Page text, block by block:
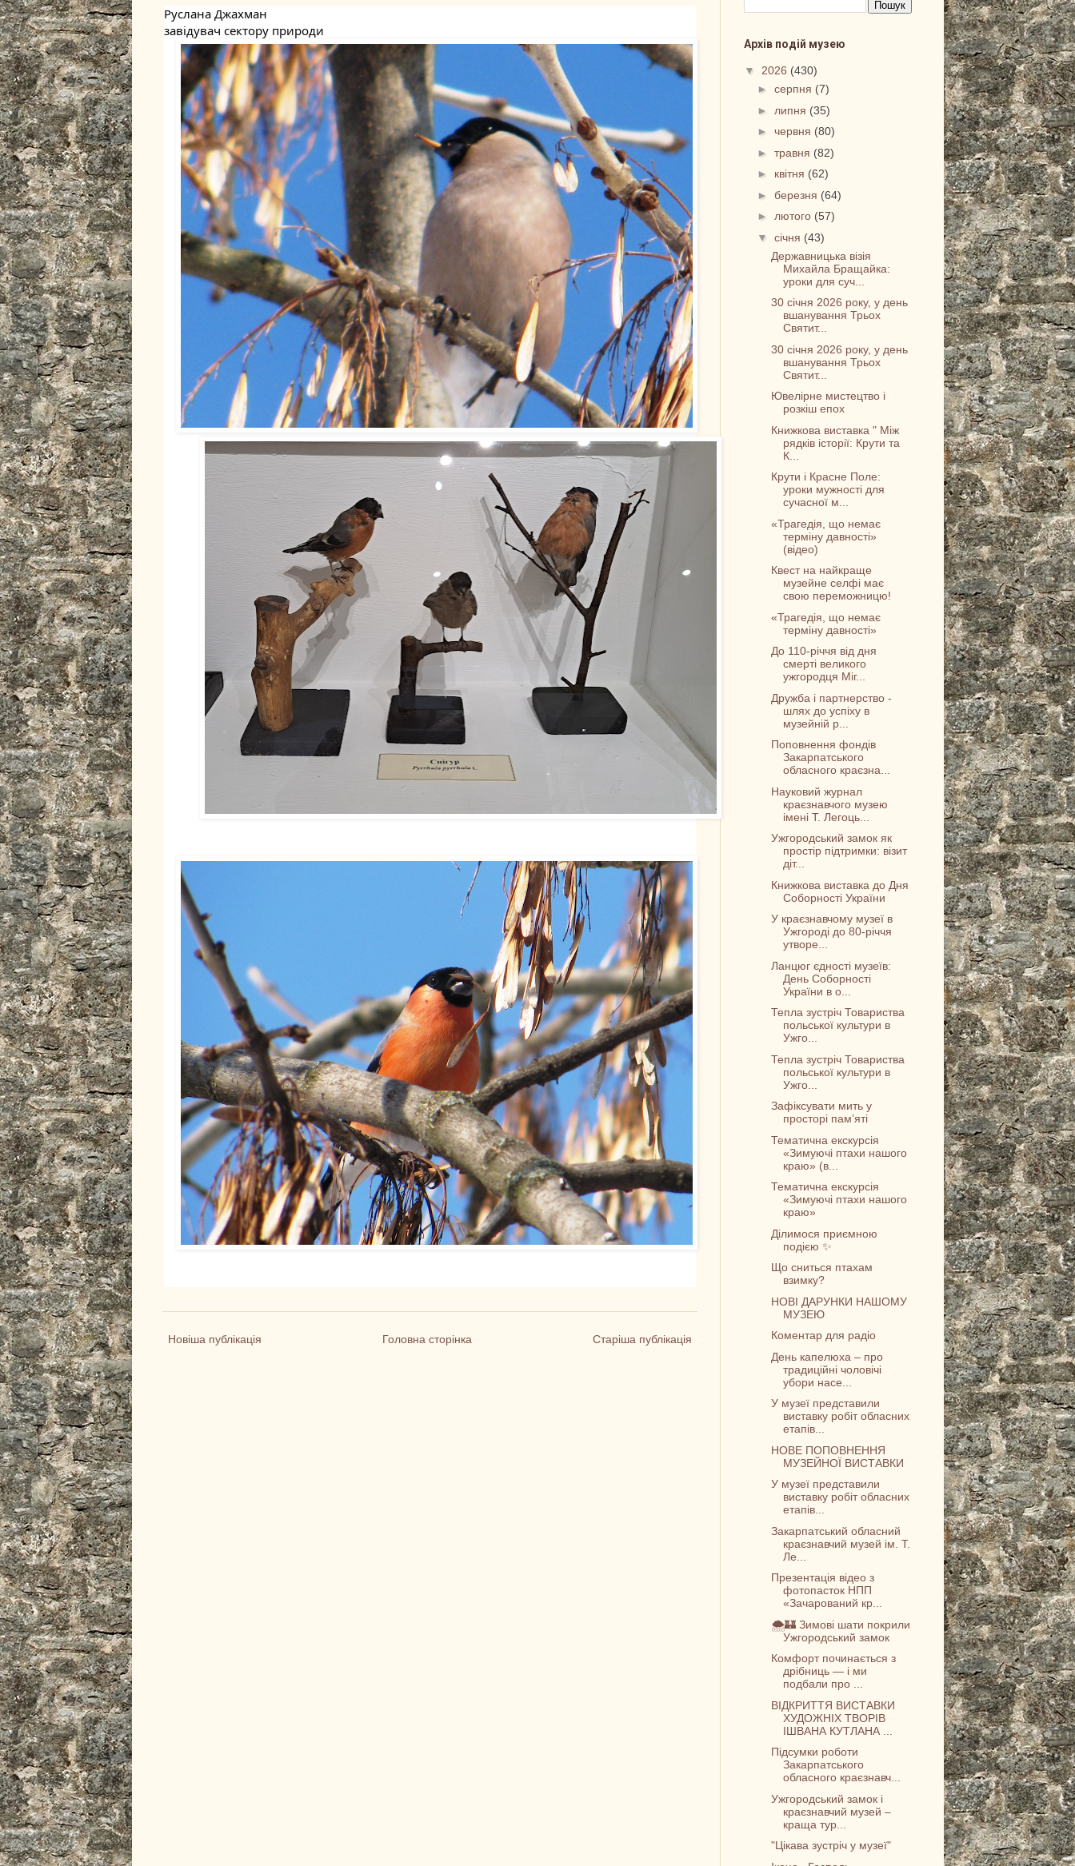
Руслана Джахман
завідувач сектору природи
Новіша публікація Старіша публікація
Головна сторінка
Архів подій музею
▼ 2026 (430)
►серпня (7)
► липня (35)
►червня (80)
►травня (82)
► квітня (62)
►березня (64)
►лютого (57)
▼січня (43)
Державницька візія
Михайла Бращайка:
уроки для суч...
30 січня 2026 року, у день
вшанування Трьох
Святит...
30 січня 2026 року, у день
вшанування Трьох
Святит...
Ювелірне мистецтво і
розкіш епох
Книжкова виставка " Між
рядків історії: Крути та
К...
Крути і Красне Поле:
уроки мужності для
сучасної м...
«Трагедія, що немає
терміну давності»
(відео)
Квест на найкраще
музейне селфі має
свою переможницю!
«Трагедія, що немає
терміну давності»
До 110-річчя від дня
смерті великого
ужгородця Міг...
Дружба і партнерство -
шлях до успіху в
музейній р...
Поповнення фондів
Закарпатського
обласного краєзна...
Науковий журнал
краєзнавчого музею
імені Т. Легоць...
Ужгородський замок як
простір підтримки: візит
діт...
Книжкова виставка до Дня
Соборності України
У краєзнавчому музеї в
Ужгороді до 80-річчя
утворе...
Ланцюг єдності музеїв:
День Соборності
України в о...
Тепла зустріч Товариства
польської культури в
Ужго...
Тепла зустріч Товариства
польської культури в
Ужго...
Зафіксувати мить у
просторі пам’яті
Тематична екскурсія
«Зимуючі птахи нашого
краю» (в...
Тематична екскурсія
«Зимуючі птахи нашого
краю»
Ділимося приємною
подією ✨
Що сниться птахам
взимку?
НОВІ ДАРУНКИ НАШОМУ
МУЗЕЮ
Коментар для радіо
День капелюха – про
традиційні чоловічі
убори насе...
У музеї представили
виставку робіт обласних
етапів...
НОВЕ ПОПОВНЕННЯ
МУЗЕЙНОЇ ВИСТАВКИ
У музеї представили
виставку робіт обласних
етапів...
Закарпатський обласний
краєзнавчий музей ім. Т.
Ле...
Презентація відео з
фотопасток НПП
«Зачарований кр...
🌨️🏰 Зимові шати покрили
Ужгородський замок
Комфорт починається з
дрібниць — і ми
подбали про ...
ВІДКРИТТЯ ВИСТАВКИ
ХУДОЖНІХ ТВОРІВ
ІШВАНА КУТЛАНА ...
Підсумки роботи
Закарпатського
обласного краєзнавч...
Ужгородський замок і
краєзнавчий музей –
краща тур...
"Цікава зустріч у музеї"